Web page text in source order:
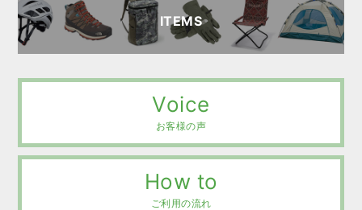
ITEMS
Voice
お客様の声
How to
ご利用の流れ